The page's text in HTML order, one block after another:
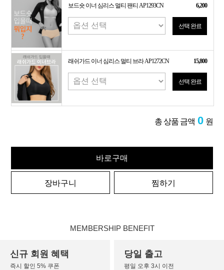
보드숏 이너 심리스 멀티 팬티 AP1293CN 6,200
선택 완료
래쉬가드 이너 심리스 멀티 브라 AP1272CN 15,800
선택 완료
총 상품 금액 0 원
바로구매
장바구니 찜하기
MEMBERSHIP BENEFIT
신규 회원 혜택
즉시 할인 5% 쿠폰
당일 출고
평일 오후 3시 이전